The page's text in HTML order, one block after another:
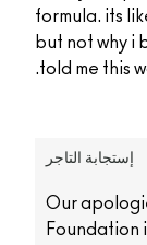
formula. its
but not why
told me this
إستجابة التاجر
Our